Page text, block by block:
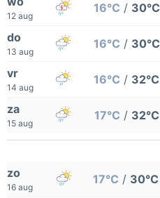
12 aug
16°C / 30°C
do
13 aug
16°C / 30°C
vr
14 aug
16°C / 32°C
za
15 aug
17°C / 32°C
zo
16 aug
17°C / 30°C